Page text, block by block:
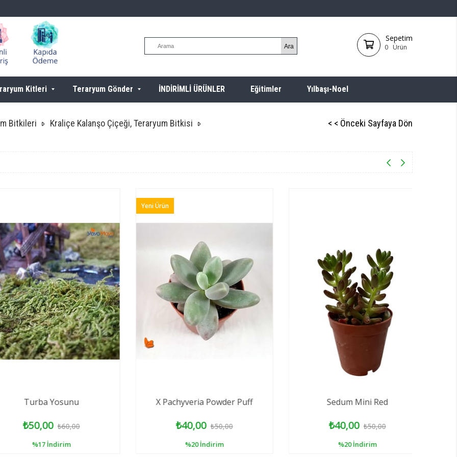
Sepetim
0 Ürün
Kitleri Teraryum Gönder İNDİRİMLİ ÜRÜNLER Eğitimler Yılbaşı-Noel
Bitkileri Kraliçe Kalanşo Çiçeği, Teraryum Bitkisi < < Önceki Sayfaya Dön
Turba Yosunu
₺50,00 ₺60,00
İndirim
X Pachyveria Powder Puff
₺40,00 ₺50,00
İndirim
Yeni Ürün
Sedum Mini Red
₺40,00 ₺50,00
İndirim